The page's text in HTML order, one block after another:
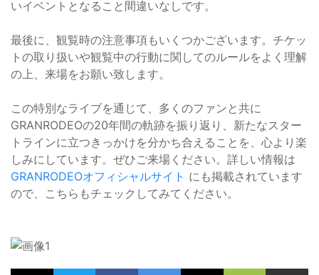
いイベントとなること間違いなしです。
最後に、観覧時の注意事項もいくつかございます。チケッ
トの取り扱いや観覧中の行動に関してのルールをよく理解
の上、来場をお願い致します。
この特別なライブを通じて、多くのファンと共に
GRANRODEOの20年間の軌跡を振り返り、新たなスター
トラインに立つきっかけを分かち合えることを、心より楽
しみにしています。ぜひご来場ください。詳しい情報は
GRANRODEOオフィシャルサイト にも掲載されています
ので、こちらもチェックしてみてください。